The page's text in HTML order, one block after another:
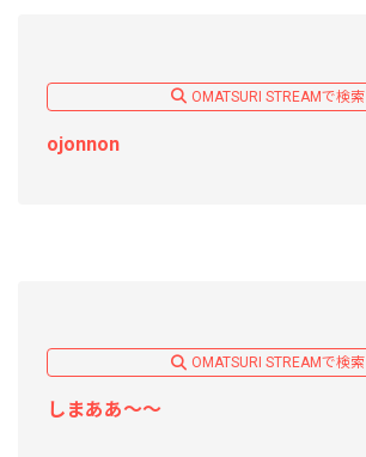
OMATSURI STREAMで検索
ojonnon
OMATSURI STREAMで検索
しまああ〜〜